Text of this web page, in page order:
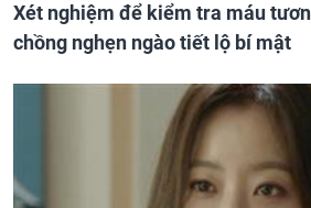
Xét nghiệm để kiểm tra máu
chồng nghẹn ngào tiết lộ bí mật